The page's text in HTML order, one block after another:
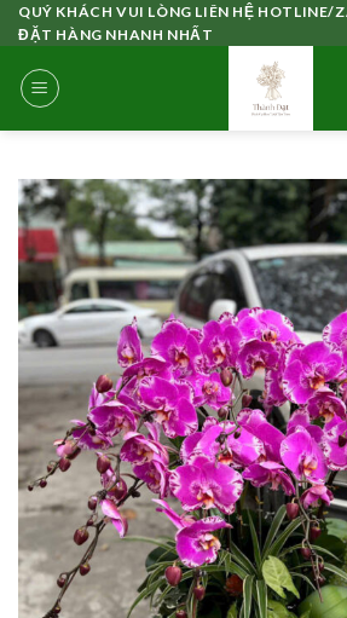
Skip
to
content
QUÝ KHÁCH VUI LÒNG LIÊN HỆ HOTLINE/
ĐẶT HÀNG NHANH NHẤT